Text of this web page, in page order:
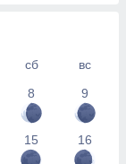
сб
вс
8
9
15 16